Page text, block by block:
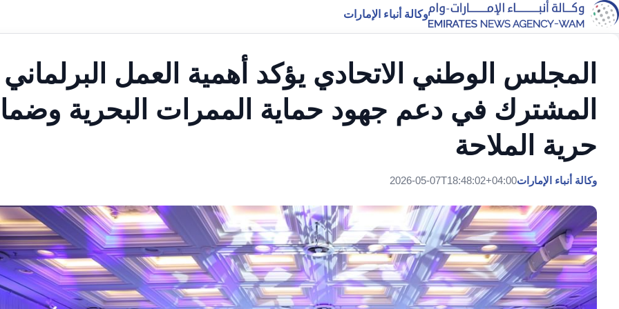
وكالة أنباء الإمارات
المجلس الوطني الاتحادي يؤكد أهمية العمل البرلماني
المشترك في دعم جهود حماية الممرات البحرية
حرية الملاحة
وكالة أنباء الإمارات2026-05-07T18:48:02+04:00